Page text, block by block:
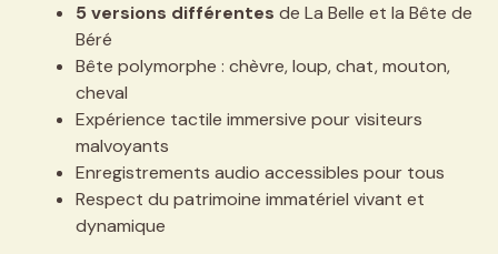
5 versions différentes de La Belle et la Bête de
Béré
Bête polymorphe : chèvre, loup, chat, mouton,
cheval
Expérience tactile immersive pour visiteurs
malvoyants
Enregistrements audio accessibles pour tous
Respect du patrimoine immatériel vivant et
dynamique